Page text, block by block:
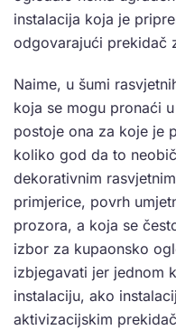
instalacija koja je
odgovarajući prekidač
Naime, u šumi
koja se mogu pronaći
postoje ona za koje je
koliko god da to
dekorativnim
primjerice, povrh
prozora, a koja se
izbor za kupaonsko
izbjegavati jer jednom
instalaciju, ako
aktivizacijskim